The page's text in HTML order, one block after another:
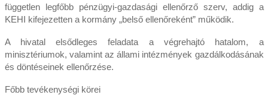
független legfőbb pénzügyi-gazdasági ellenőrző szerv, addig a
KEHI kifejezetten a kormány „belső ellenőreként” működik.
A hivatal elsődleges feladata a végrehajtó hatalom, a
minisztériumok, valamint az állami intézmények gazdálkodásának
és döntéseinek ellenőrzése.
Főbb tevékenységi körei